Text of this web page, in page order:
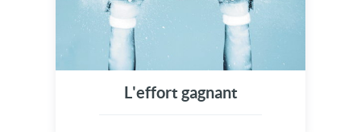
L'effort gagnant